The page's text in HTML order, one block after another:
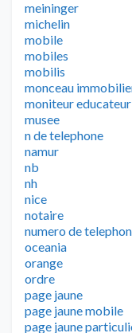
meininger
michelin
mobile
mobiles
mobilis
monceau
moniteur educateur
musee
n de telephone
namur
nb
nh
nice
notaire
numero de
oceania
orange
ordre
page jaune
page jaune mobile
page jaune